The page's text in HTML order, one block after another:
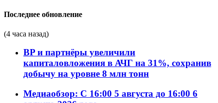
Последнее обновление
(4 часа назад)
BP и партнёры увеличили
капиталовложения в АЧГ на 31%, сохранив
добычу на уровне 8 млн тонн
Медиаобзор: С 16:00 5 августа до 16:00 6